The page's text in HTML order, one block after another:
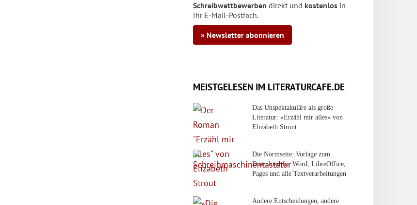
Schreibwettbewerben direkt und kostenlos in
Ihr E-Mail-Postfach.
» Newsletter abonnieren
MEISTGELESEN IM LITERATURCAFE.DE
Das Unspektakuläre als große
Literatur: »Erzähl mir alles« von
Elizabeth Strout
Die Normseite: Vorlage zum
Download für Word, LibreOffice,
Pages und alle Textverarbeitungen
Andere Entscheidungen, andere